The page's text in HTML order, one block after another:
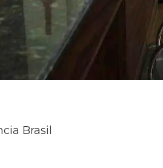
Brasil